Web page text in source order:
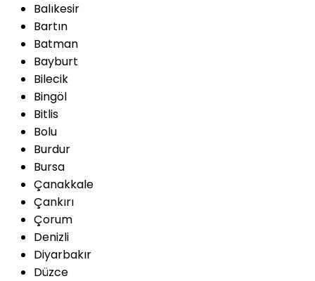
Balıkesir
Bartın
Batman
Bayburt
Bilecik
Bingöl
Bitlis
Bolu
Burdur
Bursa
Çanakkale
Çankırı
Çorum
Denizli
Diyarbakır
Düzce